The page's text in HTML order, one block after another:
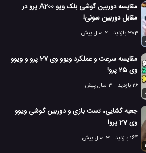
مقایسه دوربین گوشی بلک ویو A200 پرو در
مقابل دوربین سونی!
303 بازدید
2 سال پیش
مقایسه سرعت و عملکرد ویوو وی 27 پرو و ویوو
وی 25 پرو!
26 بازدید
3 سال پیش
جعبه گشایی، تست بازی و دوربین گوشی ویوو
وی 27 پرو!
164 بازدید
3 سال پیش